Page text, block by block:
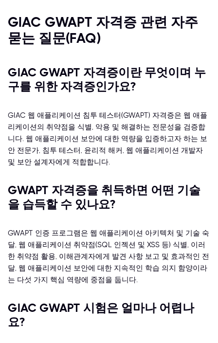
GIAC GWAPT 자격증 관련 자주
묻는 질문(FAQ)
GIAC GWAPT 자격증이란 무엇이며 누
구를 위한 자격증인가요?
GIAC 웹 애플리케이션 침투 테스터(GWAPT) 자격증은 웹 애플
리케이션의 취약점을 식별, 악용 및 해결하는 전문성을 검증합
니다. 웹 애플리케이션 보안에 대한 역량을 입증하고자 하는 보
안 전문가, 침투 테스터, 윤리적 해커, 웹 애플리케이션 개발자
및 보안 설계자에게 적합합니다.
GWAPT 자격증을 취득하면 어떤 기술
을 습득할 수 있나요?
GWAPT 인증 프로그램은 웹 애플리케이션 아키텍처 및 기술 숙
달, 웹 애플리케이션 취약점(SQL 인젝션 및 XSS 등) 식별, 이러
한 취약점 활용, 이해관계자에게 발견 사항 보고 및 효과적인 전
달, 웹 애플리케이션 보안에 대한 지속적인 학습 의지 함양이라
는 다섯 가지 핵심 역량에 중점을 둡니다.
GIAC GWAPT 시험은 얼마나 어렵나
요?